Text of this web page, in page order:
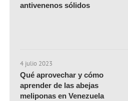
antivenenos sólidos
4 julio 2023
Qué aprovechar y cómo
aprender de las abejas
meliponas en Venezuela